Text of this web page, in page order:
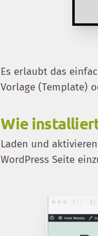
Es erlaubt das
Vorlage (Template)
Wie
Laden und
WordPress Seite